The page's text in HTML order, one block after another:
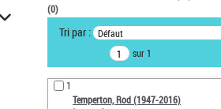
VOTRE RECHERCHE
Recherche avancée dans les
notices d’autorité
Œuvres liées à l'auteur :
Temperton, Rod (1947-2016)
(0)
Tri par : Défaut
sur 1
1
Temperton, Rod (1947-2016)